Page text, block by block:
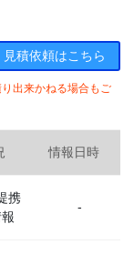
積依頼はこちら
出来かねる場合もご
情報日時
携
-